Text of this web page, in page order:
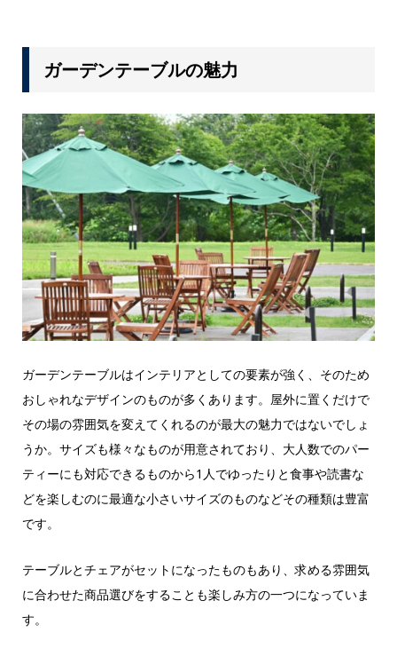
ガーデンテーブルの魅力
ガーデンテーブルはインテリアとしての要素が強く、そのため
おしゃれなデザインのものが多くあります。屋外に置くだけで
その場の雰囲気を変えてくれるのが最大の魅力ではないでしょ
うか。サイズも様々なものが用意されており、大人数でのパー
ティーにも対応できるものから1人でゆったりと食事や読書な
どを楽しむのに最適な小さいサイズのものなどその種類は豊富
です。
テーブルとチェアがセットになったものもあり、求める雰囲気
に合わせた商品選びをすることも楽しみ方の一つになっていま
す。